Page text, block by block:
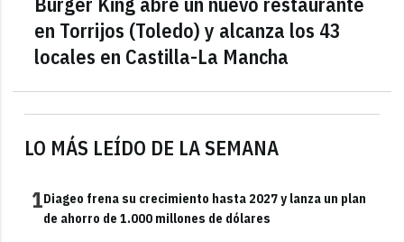
LO MÁS LEÍDO DE LA SEMANA
1Diageo frena su crecimiento hasta 2027 y lanza un plan
de ahorro de 1.000 millones de dólares
en Torrijos (Toledo) y alcanza los 43
locales en Castilla-La Mancha